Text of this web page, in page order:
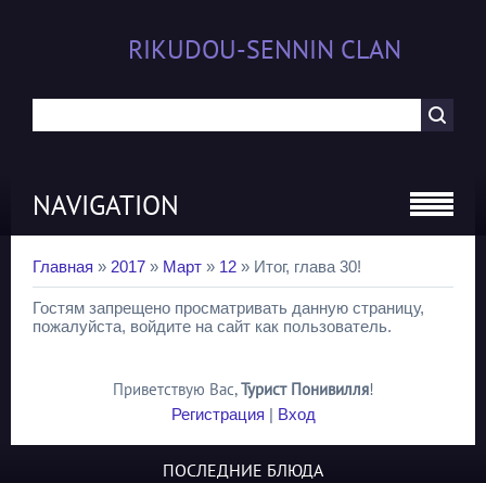
RIKUDOU-SENNIN CLAN
NAVIGATION
Главная » 2017 » Март » 12 » Итог, глава 30!
Гостям запрещено просматривать данную страницу,
пожалуйста, войдите на сайт как пользователь.
Приветствую Вас,Турист Понивилля!
Регистрация | Вход
ПОСЛЕДНИЕ БЛЮДА